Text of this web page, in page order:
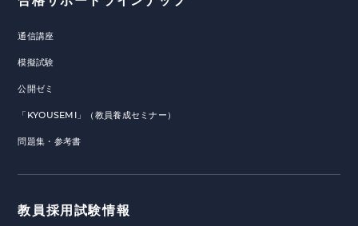
通信講座
模擬試験
公開ゼミ
「KYOUSEMI」（教員養成セミナー）
問題集・参考書
教員採用試験情報